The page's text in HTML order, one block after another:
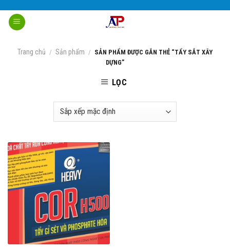
content
Trang chủ / Sản phẩm / SẢN PHẨM ĐƯỢC GẮN THẺ “TẨY SẮT XÂY
DỰNG”
LỌC